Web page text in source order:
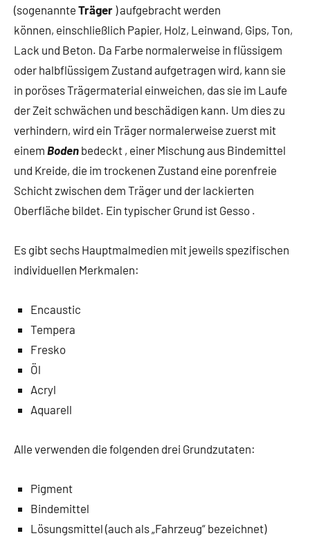
(sogenannte Träger ) aufgebracht werden
können, einschließlich Papier, Holz, Leinwand, Gips, Ton,
Lack und Beton. Da Farbe normalerweise in flüssigem
oder halbflüssigem Zustand aufgetragen wird, kann sie
in poröses Trägermaterial einweichen, das sie im Laufe
der Zeit schwächen und beschädigen kann. Um dies zu
verhindern, wird ein Träger normalerweise zuerst mit
einem Boden bedeckt , einer Mischung aus Bindemittel
und Kreide, die im trockenen Zustand eine porenfreie
Schicht zwischen dem Träger und der lackierten
Oberfläche bildet. Ein typischer Grund ist Gesso .
Es gibt sechs Hauptmalmedien mit jeweils spezifischen
individuellen Merkmalen:
Encaustic
Tempera
Fresko
Öl
Acryl
Aquarell
Alle verwenden die folgenden drei Grundzutaten:
Pigment
Bindemittel
Lösungsmittel (auch als „Fahrzeug“ bezeichnet)